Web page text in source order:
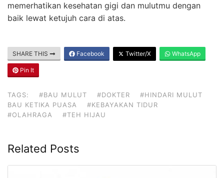
memerhatikan kesehatan gigi dan mulutmu dengan
baik lewat ketujuh cara di atas.
SHARE THIS Facebook Twitter/X WhatsApp
Pin It
TAGS: #BAU MULUT #DOKTER
#HINDARI MULUT
BAU KETIKA PUASA
#KEBAYAKAN TIDUR
#OLAHRAGA
#TEH HIJAU
Related Posts